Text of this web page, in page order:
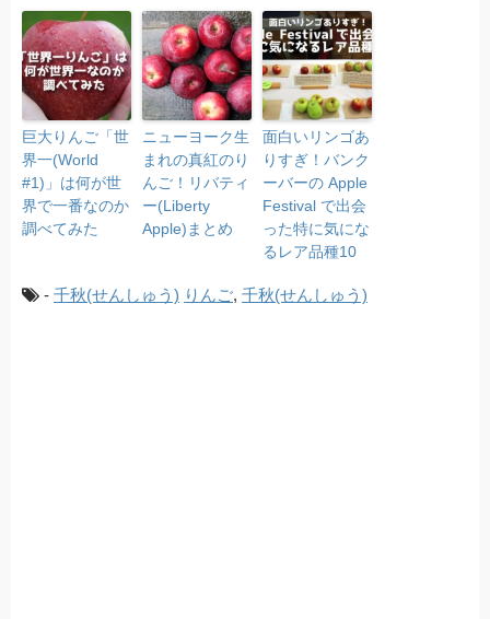
巨大りんご「世
界一(World
#1)」は何が世
界で一番なのか
調べてみた
ニューヨーク生
まれの真紅のり
んご！リバティ
ー(Liberty
Apple)まとめ
面白いリンゴあ
りすぎ！バンク
ーバーの Apple
Festival で出会
った特に気にな
るレア品種10
- 千秋(せんしゅう) りんご, 千秋(せんしゅう)